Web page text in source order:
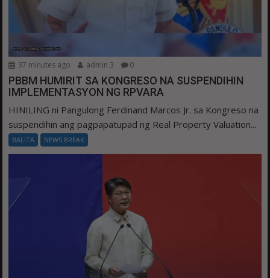
37 minutes ago admin 3 0
PBBM HUMIRIT SA KONGRESO NA SUSPENDIHIN
IMPLEMENTASYON NG RPVARA
HINILING ni Pangulong Ferdinand Marcos Jr. sa Kongreso na
suspendihin ang pagpapatupad ng Real Property Valuation...
BALITA NEWS BREAK